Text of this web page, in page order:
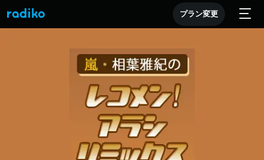
プラン変更